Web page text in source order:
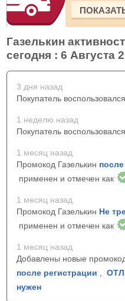
Газелькин
сегодня : 6 Августа
3 дня назад
Покупатель
1 неделю назад
Покупатель
1 месяц назад
Промокод Газелькин
применен и отмечен как
1 месяц назад
Промокод Газелькин Не
применен и отмечен как
1 месяц назад
Добавлены новые
после регистрации
нужен